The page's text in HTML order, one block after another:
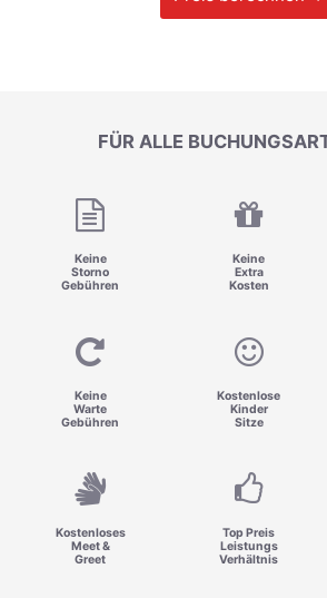
FÜR ALLE
Keine
Storno
Gebühren
Keine
Extra
Kosten
Keine
Warte
Gebühren
Kostenlose
Kinder
Sitze
Kostenloses
Meet &
Greet
Top Preis
Leistungs
Verhältnis